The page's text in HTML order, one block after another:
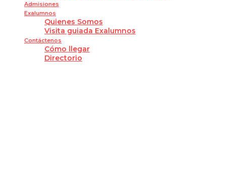
Admisiones
Exalumnos
Quienes Somos
Visita guiada Exalumnos
Contáctenos
Cómo llegar
Directorio